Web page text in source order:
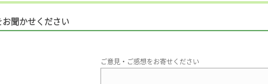
聞かせください
ご意見・ご感想をお寄せください